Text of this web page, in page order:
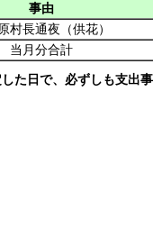
事由
村長通夜（供花）
当月分合計
た日で、必ずしも支出事